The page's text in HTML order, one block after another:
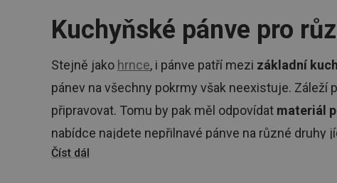
Kuchyňské pánve pro
Stejně jako hrnce, i pánve patří mezi základní
pánev na všechny pokrmy však neexistuje. Záleží
připravovat. Tomu by pak měl odpovídat materiál
nabídce najdete nepřilnavé pánve na různé druhy
grilovací pánve
Číst dál